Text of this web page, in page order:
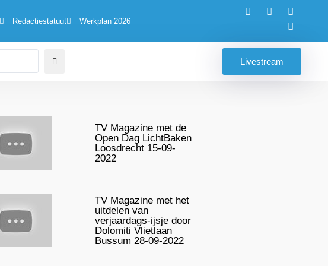
Redactiestatuut Werkplan 2026
Livestream
TV Magazine met de
Open Dag LichtBaken
Loosdrecht 15-09-
2022
TV Magazine met het
uitdelen van
verjaardags-ijsje door
Dolomiti Vlietlaan
Bussum 28-09-2022